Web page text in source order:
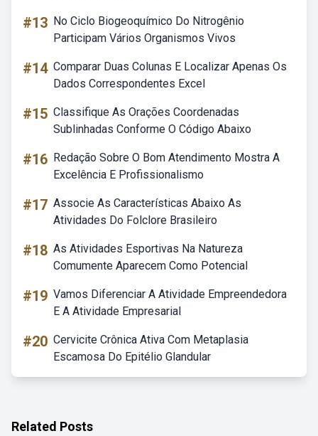
#13 No Ciclo Biogeoquímico Do Nitrogênio
Participam Vários Organismos Vivos
#14 Comparar Duas Colunas E Localizar Apenas Os
Dados Correspondentes Excel
#15 Classifique As Orações Coordenadas
Sublinhadas Conforme O Código Abaixo
#16 Redação Sobre O Bom Atendimento Mostra A
Excelência E Profissionalismo
#17 Associe As Características Abaixo As
Atividades Do Folclore Brasileiro
#18 As Atividades Esportivas Na Natureza
Comumente Aparecem Como Potencial
#19 Vamos Diferenciar A Atividade Empreendedora
E A Atividade Empresarial
#20 Cervicite Crônica Ativa Com Metaplasia
Escamosa Do Epitélio Glandular
Related Posts